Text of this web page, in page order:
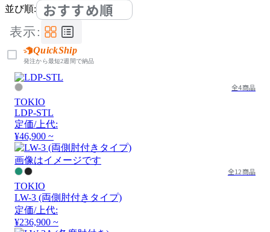
並び順: おすすめ順
表示:
QuickShip
発注から最短2週間で納品
全4商品
TOKIO
LDP-STL
定価/上代:
¥46,900 ~
画像はイメージです
全12商品
TOKIO
LW-3 (両側肘付きタイプ)
定価/上代:
¥236,900 ~